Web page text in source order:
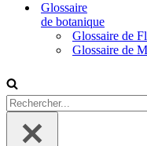
Glossaire
de botanique
Glossaire de
Glossaire de
Rechercher...